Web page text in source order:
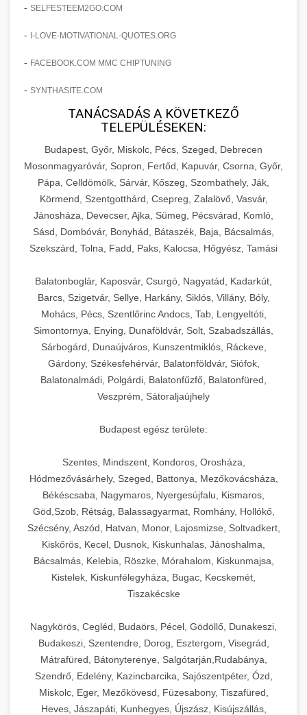
amelyek valós eredményeket hoznak.
szonyegtisztito.net
marketing stratégiai tervrajz
útjáról, bemutatva az utat a küzdő praxistól a
virágzó vállalkozásig 150%-os növekedéssel.
klinika átalakulási történet
Érdeklődés 150%-os Fokozása
Technikák és módszerek a páciensek
érdeklődésének és elkötelezettségének drámai
növeléséhez. Egy 150%-os fellendülési
esettanulmány gyakorlati betekintésekkel.
weboldal-keszites.co
elkötelezettség erősítési módszerek
🎮 19. AI Google Ads és Meta
Kampány Kezelés
Fejlett AI-alapú Google Ads és Meta hirdetési
kampánykezelés. Optimalizálja hirdetési
költségvetését gépi tanulással és
automatizálással.
aikampany.hu AI hirdetési automatizálás
🍞 20. Ipari Dagasztógép +
Professzionális ipari dagasztógépek és
tésztakeverő gépek pékségek és kereskedelmi
konyhák számára. Masszív konstrukció
megbízható teljesítményhez.
chef-iparikonyhagepek.hu
kereskedelmi tésztakeverő
🔪 21. Ipari Szeletelőgép +
Ipari hús- és sajtszeletelő gépek professzionális
élelmiszer-előkészítéshez. Precíziós vágás
állítható vastagság beállítással.
chef-iparikonyhagepek.hu
professzionális élelmiszer szeletelő
📦 22. Vákuumozó Gép +
Kereskedelmi vákuumcsomagoló berendezések
élelmiszerek tartósításához. Hosszabbítsa a
szavatossági időt és tartsa meg a termék
frissességét.
🎁 23. Vákuumfóliázó Gép +
Ipari vákuumfóliázó gépek professzionális
Hatékony lezárási és tartósítási megoldások.
chef-iparikonyhagepek.hu
kereskedelmi csomagoló gép
professzionális konyhák számára. Nagy
kapacitású sütő- és főzőberendezés precíz
hőmérséklet-szabályozással.
chef-iparikonyhagepek.hu
kereskedelmi sütősütő
❄️ 25. Ipari Hűtőszekrény +
Professzionális hűtőegységek és hűtőkamrák
kereskedelmi konyhák számára.
Energiahatékony hűtési megoldások nagy
kapacitással.
chef-iparikonyhagepek.hu
💧 26. Ipari Mosogatógép +
Kereskedelmi mosogatóberendezések nagy
forgalmú éttermi műveletekhez. Gyors tisztítási
ciklusok fertőtlenítési képességekkel.
chef-iparikonyhagepek.hu
🧀 27. Ipari Sajtreszelő Gép +
élelmiszer-előkészítéshez. Különböző reszelési
méretek különböző alkalmazásokhoz.
chef-iparikonyhagepek.hu
kereskedelmi sajtreszelő
🍳 28. Nagykonyhai
Berendezések
+
Teljes körű nagykonyhai berendezések és
professzionális vendéglátóipari kellékek.
- SELFESTEEM2GO.COM
- I-LOVE-MOTIVATIONAL-QUOTES.ORG
- FACEBOOK.COM MMC CHIPTUNING
- SYNTHASITE.COM
TANÁCSADÁS A KÖVETKEZŐ
TELEPÜLÉSEKEN:
Budapest, Győr, Miskolc, Pécs, Szeged, Debrecen
Mosonmagyaróvár, Sopron, Fertőd, Kapuvár, Csorna, Győr,
Pápa, Celldömölk, Sárvár, Kőszeg, Szombathely, Ják,
Körmend, Szentgotthárd, Csepreg, Zalalövő, Vasvár,
Jánosháza, Devecser, Ajka, Sümeg, Pécsvárad, Komló,
Sásd, Dombóvár, Bonyhád, Bátaszék, Baja, Bácsalmás,
Szekszárd, Tolna, Fadd, Paks, Kalocsa, Hőgyész, Tamási
Balatonboglár, Kaposvár, Csurgó, Nagyatád, Kadarkút,
Barcs, Szigetvár, Sellye, Harkány, Siklós, Villány, Bóly,
Mohács, Pécs, Szentlőrinc Andocs, Tab, Lengyeltóti,
Simontornya, Enying, Dunaföldvár, Solt, Szabadszállás,
Sárbogárd, Dunaújváros, Kunszentmiklós, Ráckeve,
Gárdony, Székesfehérvár, Balatonföldvár, Siófok,
Balatonalmádi, Polgárdi, Balatonfűzfő, Balatonfüred,
Veszprém, Sátoraljaújhely
Budapest egész területe:
Szentes, Mindszent, Kondoros, Orosháza,
Hódmezővásárhely, Szeged, Battonya, Mezőkovácsháza,
Békéscsaba, Nagymaros, Nyergesújfalu, Kismaros,
Göd,Szob, Rétság, Balassagyarmat, Romhány, Hollókő,
Szécsény, Aszód, Hatvan, Monor, Lajosmizse, Soltvadkert,
Kiskőrös, Kecel, Dusnok, Kiskunhalas, Jánoshalma,
Bácsalmás, Kelebia, Röszke, Mórahalom, Kiskunmajsa,
Kistelek, Kiskunfélegyháza, Bugac, Kecskemét,
Tiszakécske
Nagykörös, Cegléd, Budaörs, Pécel, Gödöllő, Dunakeszi,
Budakeszi, Szentendre, Dorog, Esztergom, Visegrád,
Mátrafüred, Bátonyterenye, Salgótarján,Rudabánya,
Szendrő, Edelény, Kazincbarcika, Sajószentpéter, Ózd,
Miskolc, Eger, Mezőkövesd, Füzesabony, Tiszafüred,
Heves, Jászapáti, Kunhegyes, Újszász, Kisújszállás,